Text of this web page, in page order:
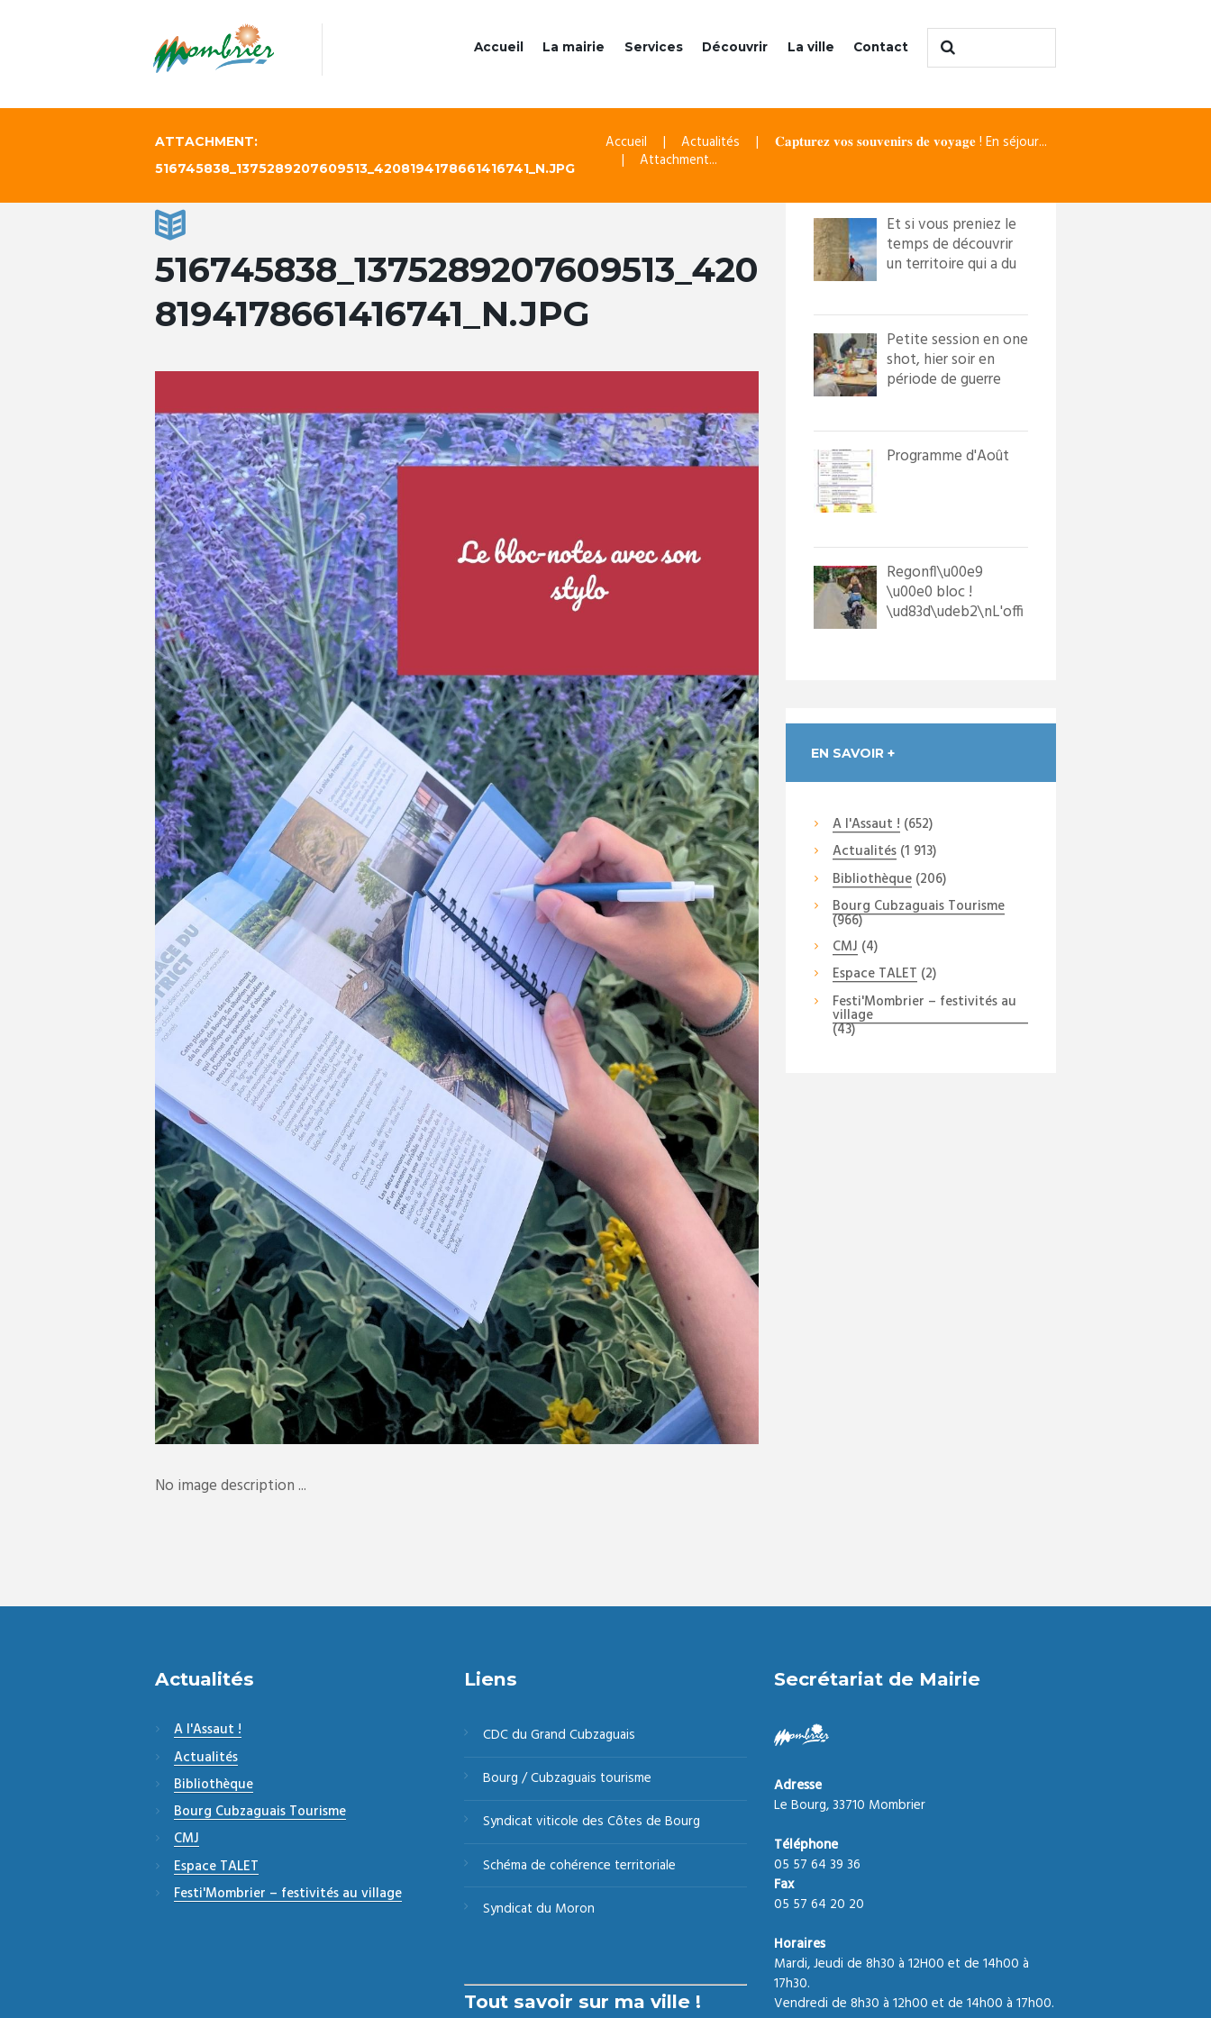
Accueil La mairie Services Découvrir La ville Contact
ATTACHMENT:
516745838_1375289207609513_4208194178661416741_N.JPG
Accueil Actualités
𝐂𝐚𝐩𝐭𝐮𝐫𝐞𝐳 𝐯𝐨𝐬 𝐬𝐨𝐮𝐯𝐞𝐧𝐢𝐫𝐬 𝐝𝐞 𝐯𝐨𝐲𝐚𝐠𝐞 ! En séjour...
Attachment...
516745838_1375289207609513_420
8194178661416741_N.JPG
No image description ...
Et si vous preniez le
temps de découvrir
un territoire qui a du
Petite session en one
shot, hier soir en
période de guerre
Programme d'Août
Regonfl\u00e9
\u00e0 bloc !
\ud83d\udeb2\nL'offi
EN SAVOIR +
A l'Assaut ! (652)
Actualités(1 913)
Bibliothèque(206)
Bourg Cubzaguais Tourisme
(966)
CMJ (4)
Espace TALET (2)
Festi'Mombrier – festivités au
village
(43)
Actualités
A l'Assaut !
Actualités
Bibliothèque
Bourg Cubzaguais Tourisme
CMJ
Espace TALET
Festi'Mombrier – festivités au village
Liens
CDC du Grand Cubzaguais
Bourg / Cubzaguais tourisme
Syndicat viticole des Côtes de Bourg
Schéma de cohérence territoriale
Syndicat du Moron
Tout savoir sur ma ville !
Secrétariat de Mairie
Adresse
Le Bourg, 33710 Mombrier
Téléphone
05 57 64 39 36
Fax
05 57 64 20 20
Horaires
Mardi, Jeudi de 8h30 à 12H00 et de 14h00 à
17h30.
Vendredi de 8h30 à 12h00 et de 14h00 à 17h00.